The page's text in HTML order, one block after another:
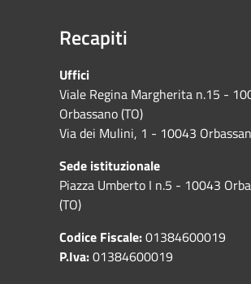
Recapiti
Uffici
Viale Regina Margherita n.15 -
Orbassano (TO)
Via dei Mulini, 1 - 10043
Sede istituzionale
Piazza Umberto I n.5 - 10043
(TO)
Codice Fiscale:01384600019
P.Iva:01384600019